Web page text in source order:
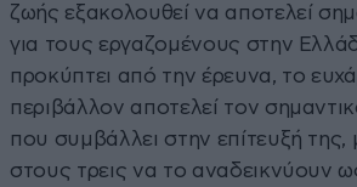
ζωής εξακολουθεί να αποτελεί
για τους εργαζομένους στην
προκύπτει από την έρευνα, το
περιβάλλον αποτελεί τον
που συμβάλλει στην επίτευξή της,
στους τρεις να το αναδεικνύουν